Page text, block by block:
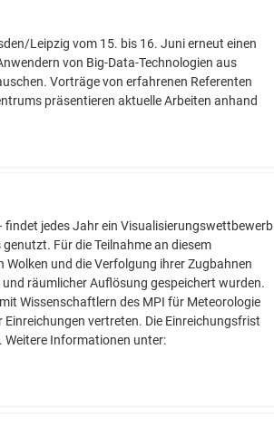
Leipzig vom 15. bis 16. Juni erneut einen
von Big-Data-Technologien aus
Vorträge von erfahrenen Referenten
präsentieren aktuelle Arbeiten anhand
jedes Jahr ein Visualisierungswettbewerb
genutzt. Für die Teilnahme an diesem
und die Verfolgung ihrer Zugbahnen
räumlicher Auflösung gespeichert wurden.
Wissenschaftlern des MPI für Meteorologie
vertreten. Die Einreichungsfrist
Weitere Informationen unter: